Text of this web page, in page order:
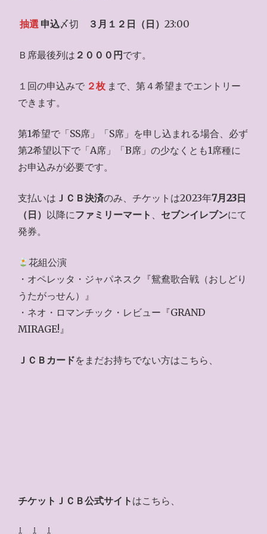
抽選 申込〆切 ３月１２日（日）23:00
Ｂ席最後列は ２０００円 です。
１回の申込みで ２枚 まで、第４希望までエントリー
できます。
第1希望で「SS席」「S席」を申し込まれる場合、必ず
第2希望以下で「A席」「B席」の少なくとも1席種に
お申込みが必要です。
支払いは ＪＣＢ決済のみ、チケットは2023年7月23日
（日） 以降にファミリーマート 、 セブンイレブンにて
発券。
花組公演
・オペレッタ・ジャパネスク『鴛鴦歌合戦（おしどり
うたがっせん）』
・ネオ・ロマンチック・レビュー『GRAND
MIRAGE!』
ＪＣＢカードをまだお持ちでない方はこちら、
チケットＪＣＢ公式サイト はこちら、